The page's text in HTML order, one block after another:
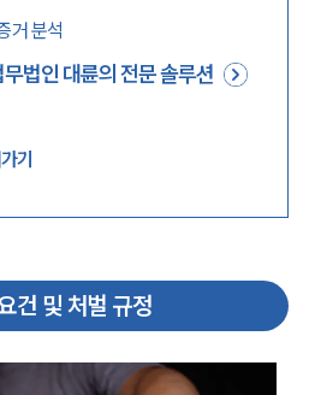
거 분석
법인 대륜의 전문 솔루션
기
건 및 처벌 규정